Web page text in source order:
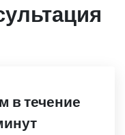
в течение